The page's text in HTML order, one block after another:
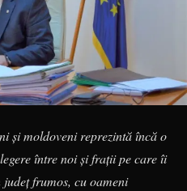
și moldoveni reprezintă încă o
între noi și frații pe care îi
județ frumos, cu oameni